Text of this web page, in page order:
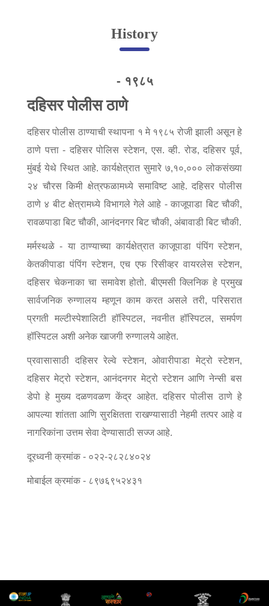
Online Complaint
Servant Information
Citizen′s Corner
Police Clearance Services
Accident Compensation
Right To Information
Passport Status
GRAS Payment
Useful websites
Licensing Unit
Citizen Wall
Information of Arrested Accused
Safety Tips
DCP Visits
Help Us
Tenders
Police Corner
Police Foundation
Welfare Activities
Media Coverage
Crime Review
Contact Us
History
- १९८५
दहिसर पोलीस ठाणे
दहिसर पोलीस ठाण्याची स्थापना १ मे १९८५ रोजी झाली असून हे
ठाणे पत्ता - दहिसर पोलिस स्टेशन, एस. व्ही. रोड, दहिसर पूर्व,
मुंबई येथे स्थित आहे. कार्यक्षेत्रात सुमारे ७,१०,००० लोकसंख्या
२४ चौरस किमी क्षेत्रफळामध्ये समाविष्ट आहे. दहिसर पोलीस
ठाणे ४ बीट क्षेत्रामध्ये विभागले गेले आहे - काजूपाडा बिट चौकी,
रावळपाडा बिट चौकी, आनंदनगर बिट चौकी, अंबावाडी बिट चौकी.
मर्मस्थळे - या ठाण्याच्या कार्यक्षेत्रात काजूपाडा पंपिंग स्टेशन,
केतकीपाडा पंपिंग स्टेशन, एच एफ रिसीव्हर वायरलेस स्टेशन,
दहिसर चेकनाका चा समावेश होतो. बीएमसी क्लिनिक हे प्रमुख
सार्वजनिक रुग्णालय म्हणून काम करत असले तरी, परिसरात
प्रगती मल्टीस्पेशालिटी हॉस्पिटल, नवनीत हॉस्पिटल, समर्पण
हॉस्पिटल अशी अनेक खाजगी रुग्णालये आहेत.
प्रवासासाठी दहिसर रेल्वे स्टेशन, ओवारीपाडा मेट्रो स्टेशन,
दहिसर मेट्रो स्टेशन, आनंदनगर मेट्रो स्टेशन आणि नेन्सी बस
डेपो हे मुख्य दळणवळण केंद्र आहेत. दहिसर पोलीस ठाणे हे
आपल्या शांतता आणि सुरक्षितता राखण्यासाठी नेहमी तत्पर आहे व
नागरिकांना उत्तम सेवा देण्यासाठी सज्ज आहे.
दूरध्वनी क्रमांक - ०२२-२८२८४०२४
मोबाईल क्रमांक - ८९७६९५२४३१